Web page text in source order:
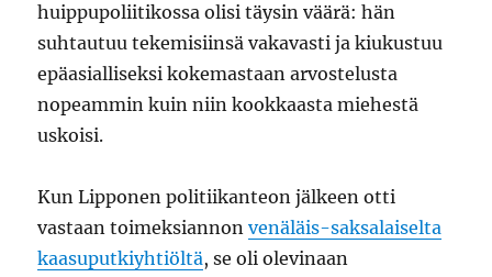
huippupoliitikossa olisi täysin väärä: hän
suhtautuu tekemisiinsä vakavasti ja kiukustuu
epäasialliseksi kokemastaan arvostelusta
nopeammin kuin niin kookkaasta miehestä
uskoisi.
Kun Lipponen politiikanteon jälkeen otti
vastaan toimeksiannonvenäläis-saksalaiselta
kaasuputkiyhtiöltä, se oli olevinaan